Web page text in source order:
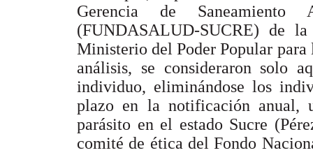
Gerencia de
(FUNDASALUD-SUCRE) de
Ministerio del Poder Popular
análisis, se consideraron solo
individuo, eliminándose los
plazo en la notificación anual,
parásito en el estado Sucre
comité de ética del Fondo